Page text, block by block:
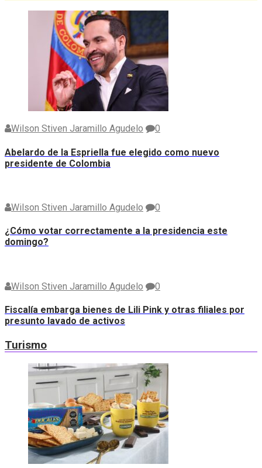
Wilson Stiven Jaramillo Agudelo 0
Abelardo de la Espriella fue elegido como nuevo
presidente de Colombia
Wilson Stiven Jaramillo Agudelo 0
¿Cómo votar correctamente a la presidencia este
domingo?
Wilson Stiven Jaramillo Agudelo 0
Fiscalía embarga bienes de Lili Pink y otras filiales por
presunto lavado de activos
Turismo